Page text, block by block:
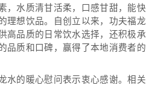
，水质清甘活柔，口感甘甜，能快
理想饮品。自创立以来，功夫福龙
高品质的日常饮水选择，还积极承
品质和口碑，赢得了本地消费者的
水的暖心慰问表示衷心感谢。相关